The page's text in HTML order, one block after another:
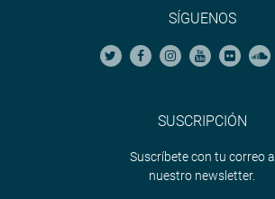
SÍGUENOS
SUSCRIPCIÓN
Suscríbete con tu correo a
nuestro newsletter.